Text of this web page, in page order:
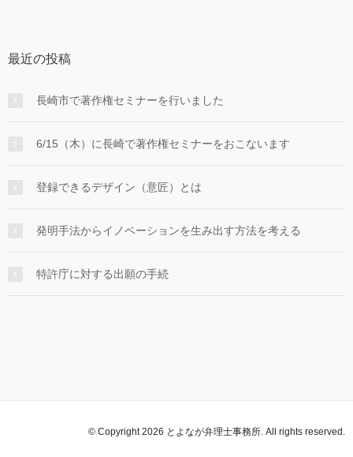
最近の投稿
長崎市で著作権セミナーを行いました
6/15（木）に長崎で著作権セミナーをおこないます
登録できるデザイン（意匠）とは
発明手法からイノベーションを生み出す方法を考える
特許庁に対する出願の手続
© Copyright 2026 とよなが弁理士事務所. All rights reserved.